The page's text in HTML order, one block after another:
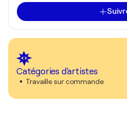
Catégories d'artistes
Travaille sur commande